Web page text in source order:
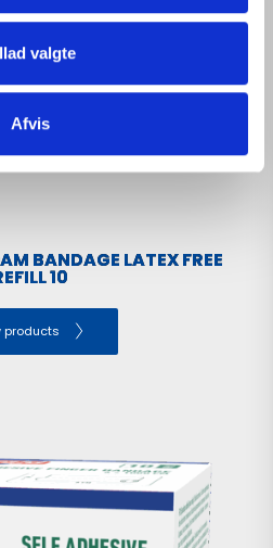
valgte
Afvis
BANDAGE LATEX FREE
10
products